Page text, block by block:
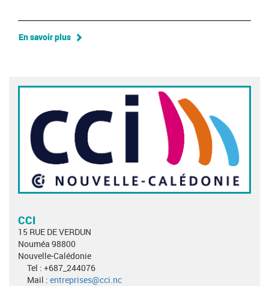
En savoir plus
CCI
15 RUE DE VERDUN
Nouméa 98800
Nouvelle-Calédonie
Tel : +687_244076
Mail : entreprises@cci.nc